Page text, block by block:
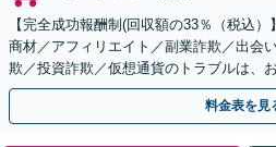
【完全成功報酬制(回収額の33％（税込
商材／アフィリエイト／副業詐欺／出会
欺／投資詐欺／仮想通貨のトラブルは、
のみで解決も可能！
料金表を見